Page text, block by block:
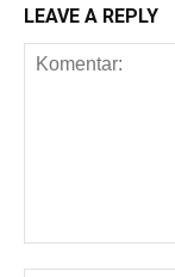
LEAVE A REPLY